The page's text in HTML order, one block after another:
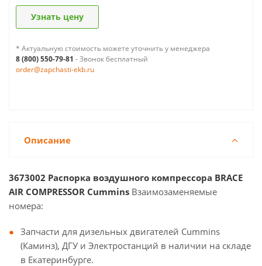
Узнать цену
* Актуальную стоимость можете уточнить у менеджера
8 (800) 550-79-81 - Звонок бесплатный
order@zapchasti-ekb.ru
Описание
3673002 Распорка воздушного компрессора BRACE
AIR COMPRESSOR Cummins Взаимозаменяемые
номера:
Запчасти для дизельных двигателей Cummins
(Каминз), ДГУ и Электростанций в наличии на складе
в Екатеринбурге.